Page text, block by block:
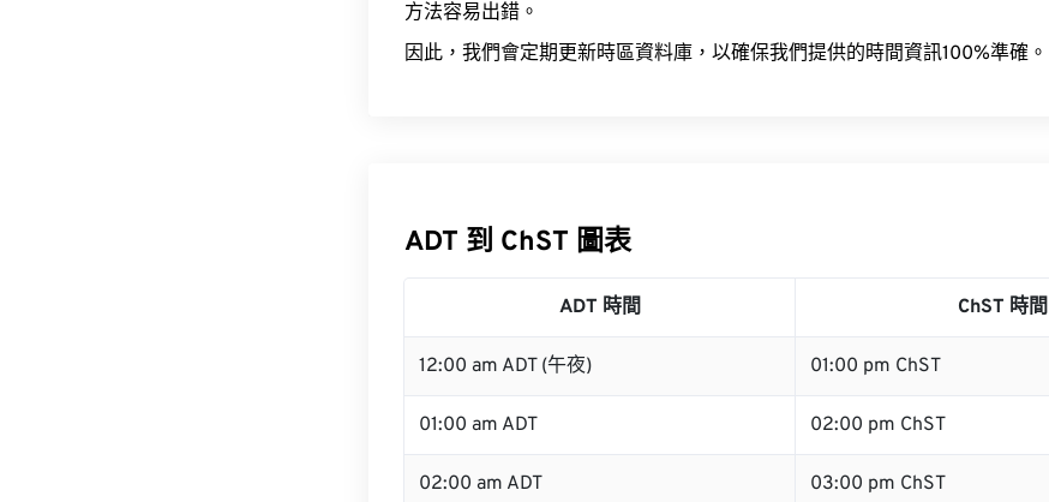
方法容易出錯。
因此，我們會定期更新時區資料庫，以確保我們提供的時間資訊100%準確。
ADT 到 ChST 圖表
ADT 時間 ChST 時間
12:00 am ADT (午夜) 01:00 pm ChST
01:00 am ADT 02:00 pm ChST
02:00 am ADT 03:00 pm ChST